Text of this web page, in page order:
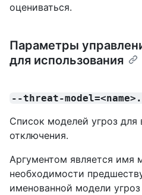
оцениваться.
Параметры
для использования
--threat-
Список моделей угроз для
отключения.
Аргументом является имя
необходимости
именованной модели